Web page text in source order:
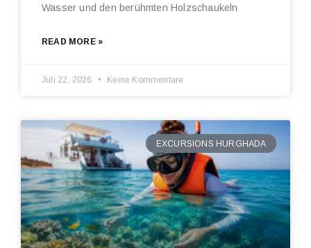
Wasser und den berühmten Holzschaukeln
READ MORE »
Juli 22, 2026 Keine Kommentare
EXCURSIONS HURGHADA